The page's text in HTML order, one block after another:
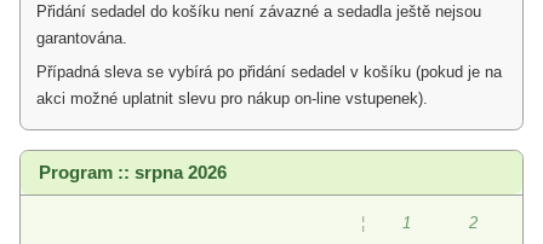
Přidání sedadel do košíku není závazné a sedadla ještě nejsou
garantována.
Případná sleva se vybírá po přidání sedadel v košíku (pokud je na
akci možné uplatnit slevu pro nákup on-line vstupenek).
Program :: srpna 2026
¦ 1
2